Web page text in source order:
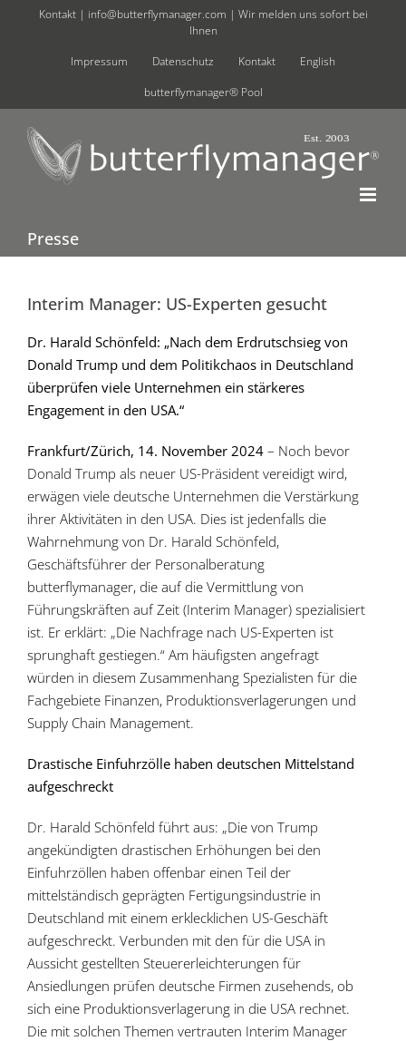
Kontakt | info@butterflymanager.com | Wir melden uns sofort bei
Ihnen
Impressum Datenschutz Kontakt
English
butterflymanager® Pool
Presse
Interim Manager: US-Experten gesucht
Dr. Harald Schönfeld: „Nach dem Erdrutschsieg von
Donald Trump und dem Politikchaos in Deutschland
überprüfen viele Unternehmen ein stärkeres
Engagement in den USA.“
Frankfurt/Zürich, 14. November 2024 – Noch bevor
Donald Trump als neuer US-Präsident vereidigt wird,
erwägen viele deutsche Unternehmen die Verstärkung
ihrer Aktivitäten in den USA. Dies ist jedenfalls die
Wahrnehmung von Dr. Harald Schönfeld,
Geschäftsführer der Personal­beratung
butterflymanager, die auf die Vermittlung von
Führungs­kräften auf Zeit (Interim Manager) spezialisiert
ist. Er erklärt: „Die Nachfrage nach US-Experten ist
sprunghaft gestiegen.“ Am häufigsten angefragt
würden in diesem Zusammenhang Spezialisten für die
Fachgebiete Finanzen, Produktions­verlagerungen und
Supply Chain Management.
Drastische Einfuhrzölle haben deutschen Mittelstand
aufgeschreckt
Dr. Harald Schönfeld führt aus: „Die von Trump
angekündigten drastischen Erhöhungen bei den
Einfuhrzöllen haben offenbar einen Teil der
mittelständisch geprägten Fertigungsindustrie in
Deutschland mit einem erklecklichen US-Geschäft
aufgeschreckt. Verbunden mit den für die USA in
Aussicht gestellten Steuer­erleichterungen für
Ansiedlungen prüfen deutsche Firmen zusehends, ob
sich eine Produktions­verlagerung in die USA rechnet.
Die mit solchen Themen vertrauten Interim Manager